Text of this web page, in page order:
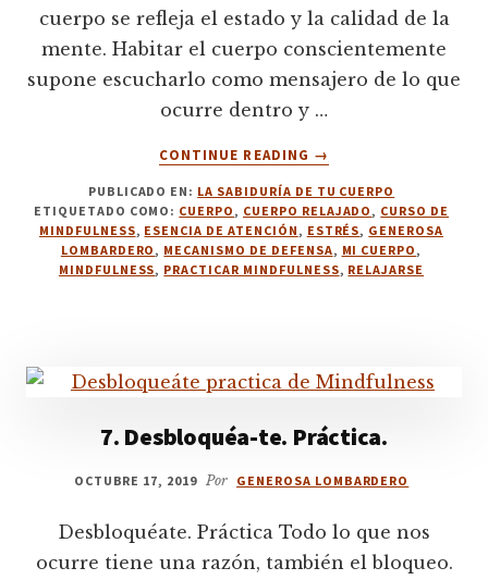
cuerpo se refleja el estado y la calidad de la
mente. Habitar el cuerpo conscientemente
supone escucharlo como mensajero de lo que
ocurre dentro y …
CONTINUE READING
ACERCA
1.
QUIÉN
LO
SIENTE,
→
PUBLICADO EN: LA SABIDURÍA DE TU CUERPO
ETIQUETADO COMO: CUERPO , CUERPO RELAJADO , CURSO DE
MINDFULNESS, ESENCIA DE ATENCIÓN , ESTRÉS, GENEROSA
LOMBARDERO , MECANISMO DE DEFENSA, MI CUERPO ,
MINDFULNESS, PRACTICAR MINDFULNESS, RELAJARSE
7. Desbloquéa-te. Práctica.
OCTUBRE 17, 2019 Por GENEROSA LOMBARDERO
Desbloquéate. Práctica Todo lo que nos
ocurre tiene una razón, también el bloqueo.